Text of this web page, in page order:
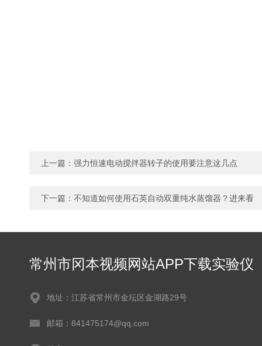
上一篇： 强力恒速电动搅拌器转子的使用要注意这几点
下一篇： 不知道如何使用石英自动双重纯水蒸馏器？进来看
常州市冈本视频网站APP下载实验仪
地址：江苏省常州市金坛区金湖路29号
邮箱：841475174@qq.com